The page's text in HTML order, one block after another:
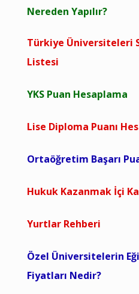
Nereden Yapılır?
Türkiye Üniversiteleri
Listesi
YKS Puan Hesaplama
Lise Diploma Puanı
Ortaöğretim Başarı
Hukuk Kazanmak İçi
Yurtlar Rehberi
Özel Üniversitelerin
Fiyatları Nedir?